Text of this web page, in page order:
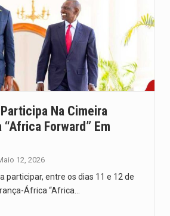
Na Cimeira
Forward” Em
12, 2026
participar, entre os dias 11 e 12 de
África “Africa…